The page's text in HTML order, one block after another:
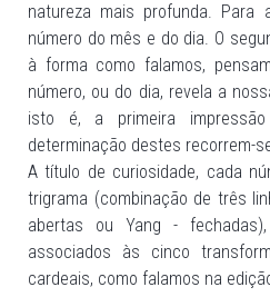
natureza mais profunda. Para
número do mês e do dia. O
à forma como falamos,
número, ou do dia, revela a
isto é, a primeira
determinação destes recorrem-
A título de curiosidade, cada
trigrama (combinação de três
abertas ou Yang -
associados às cinco
cardeais, como falamos na